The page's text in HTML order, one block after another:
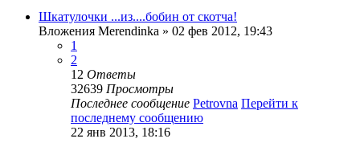
Шкатулочки ...из....бобин от скотча!
Вложения Merendinka » 02 фев 2012, 19:43
1
2
12 Ответы
32639 Просмотры
Последнее сообщение Petrovna Перейти к
последнему сообщению
22 янв 2013, 18:16